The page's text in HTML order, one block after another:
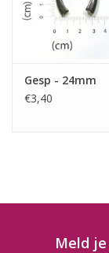
Gesp - 24mm
€3,40
Meld